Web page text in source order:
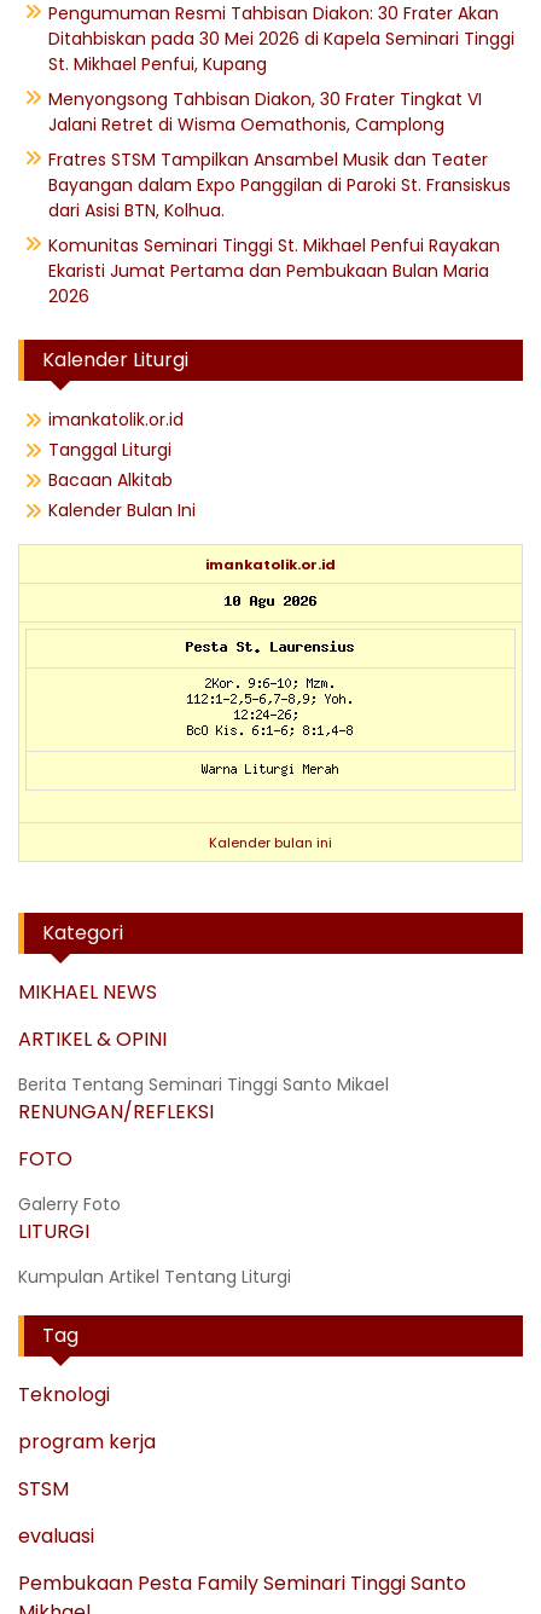
Pengumuman Resmi Tahbisan Diakon: 30 Frater Akan
Ditahbiskan pada 30 Mei 2026 di Kapela Seminari Tinggi
St. Mikhael Penfui, Kupang
Menyongsong Tahbisan Diakon, 30 Frater Tingkat VI
Jalani Retret di Wisma Oemathonis, Camplong
Fratres STSM Tampilkan Ansambel Musik dan Teater
Bayangan dalam Expo Panggilan di Paroki St. Fransiskus
dari Asisi BTN, Kolhua.
Komunitas Seminari Tinggi St. Mikhael Penfui Rayakan
Ekaristi Jumat Pertama dan Pembukaan Bulan Maria
2026
Kalender Liturgi
imankatolik.or.id
Tanggal Liturgi
Bacaan Alkitab
Kalender Bulan Ini
imankatolik.or.id
Kalender bulan ini
Kategori
MIKHAEL NEWS
ARTIKEL & OPINI
Berita Tentang Seminari Tinggi Santo Mikael
RENUNGAN/REFLEKSI
FOTO
Galerry Foto
LITURGI
Kumpulan Artikel Tentang Liturgi
Tag
Teknologi
program kerja
STSM
evaluasi
Pembukaan Pesta Family Seminari Tinggi Santo